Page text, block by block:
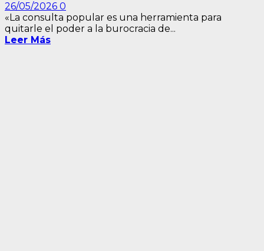
26/05/2026 0
«La consulta popular es una herramienta para
quitarle el poder a la burocracia de...
Leer Más